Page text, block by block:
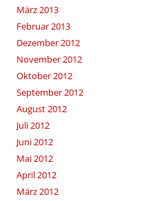
März 2013
Februar 2013
Dezember 2012
November 2012
Oktober 2012
September 2012
August 2012
Juli 2012
Juni 2012
Mai 2012
April 2012
März 2012